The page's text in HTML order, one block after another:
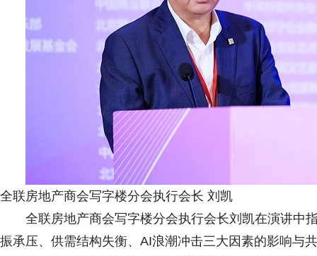
全联房地产商会写字楼分会执行会长 刘凯
全联房地产商会写字楼分会执行会长刘凯在演讲中
振承压、供需结构失衡、AI浪潮冲击三大因素的影响与